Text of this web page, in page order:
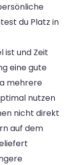
du Platz in
ist und Zeit
eine gute
mehrere
nutzen
nicht direkt
auf dem